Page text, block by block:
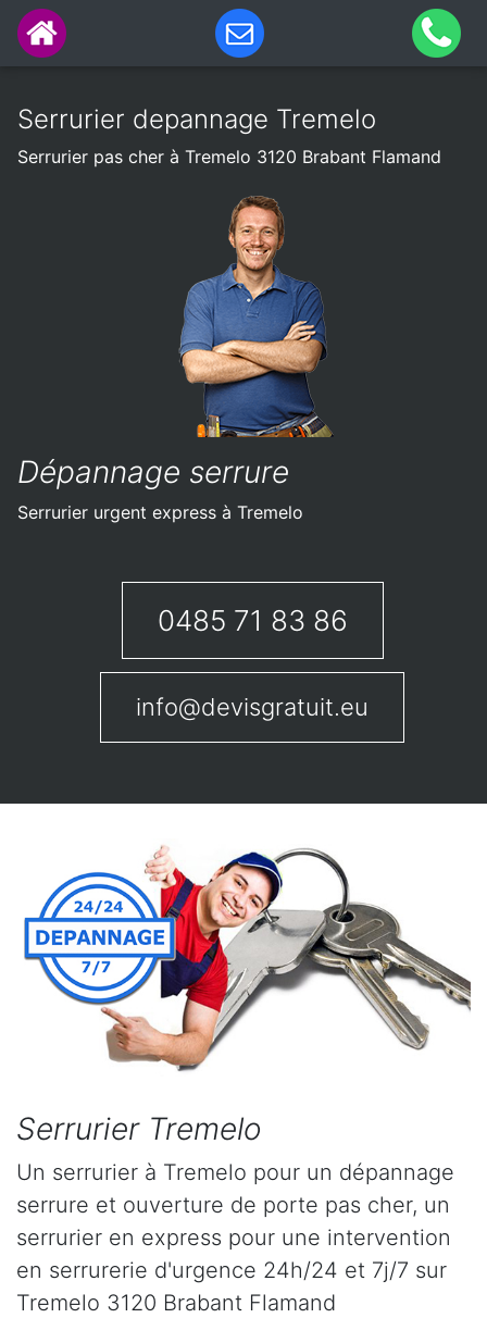
Serrurier depannage Tremelo
Serrurier pas cher à Tremelo 3120 Brabant Flamand
Dépannage serrure
Serrurier urgent express à Tremelo
0485 71 83 86
info@devisgratuit.eu
Serrurier Tremelo
Un serrurier à Tremelo pour un dépannage
serrure et ouverture de porte pas cher, un
serrurier en express pour une intervention
en serrurerie d'urgence 24h/24 et 7j/7 sur
Tremelo 3120 Brabant Flamand